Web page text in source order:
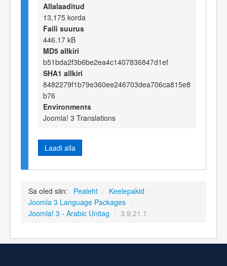
Allalaaditud
13,175 korda
Faili suurus
446.17 kB
MD5 allkiri
b51bda2f3b6be2ea4c1407836847d1ef
SHA1 allkiri
8482279f1b79e360ee246703dea706ca815e8
b76
Environments
Joomla! 3 Translations
Laadi alla
Sa oled siin: Pealeht / Keelepakid /
Joomla 3 Language Packages /
Joomla! 3 - Arabic Unitag / 3.9.21.1